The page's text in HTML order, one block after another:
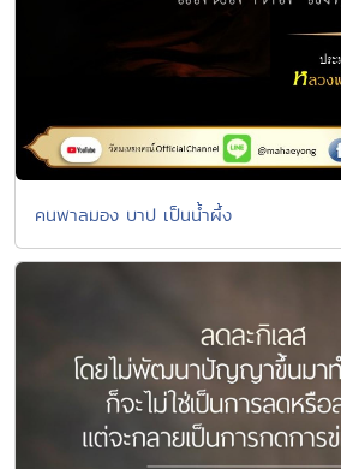
คนพาลมอง บาป เป็นน้ำผึ้ง